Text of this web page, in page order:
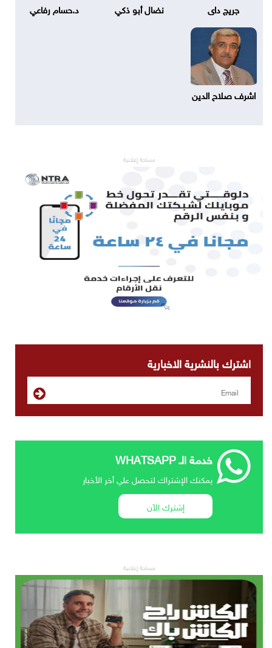
جريج داى نضال أبو ذكي د.حسام رفاعي
اشرف صلاح الدين
مساحة إعلانية
اشترك بالنشرية الاخبارية
خدمة الـ WHATSAPP
يمكنك الإشتراك لتحصل علي أخر الأخبار
إشترك الآن
مساحة إعلانية